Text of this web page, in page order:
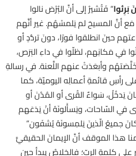
” فَتُشيرُ إلى أنَّ البُرْصَ نالوا
أنَّ المسيحَ لم يَلمسْهُم. غير أنَّهم
حينَ انطلقوا فورًا، دونَ تردُّدٍ أو
في مَكانِهم، لظلّوا في داءِ البَرَص،
وأبعَدَتْ عنهم اللَّعنة. في رسالةِ
رأسِ قائمةِ أعمالِه اليوميّة، كما
يَدخُلُ، سَواءٌ القُرى أو المُدُنَ أو
في السّاحات، ويَسأَلونَهُ أنْ يَدَعَهم
جميعُ الّذينَ يَلمِسونَهُ يُشفَون”
يُعلّمنا هذا الموقف أنَّ الإيمانَ الحقيقيَّ
كلمةِ الربّ؛ فالخلاصُ يبدأ حين